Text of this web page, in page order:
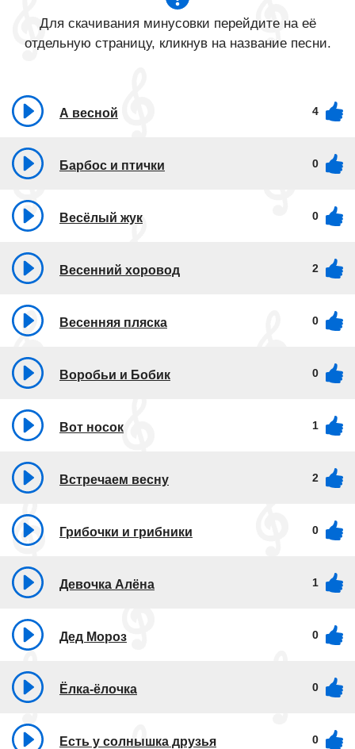
Для скачивания минусовки перейдите на её
отдельную страницу, кликнув на название песни.
А весной 4
Барбос и птички 0
Весёлый жук 0
Весенний хоровод 2
Весенняя пляска 0
Воробьи и Бобик 0
Вот носок 1
Встречаем весну 2
Грибочки и грибники 0
Девочка Алёна 1
Дед Мороз 0
Ёлка-ёлочка 0
Есть у солнышка друзья 0